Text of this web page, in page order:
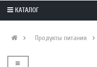
КАТАЛОГ
Продукты питания